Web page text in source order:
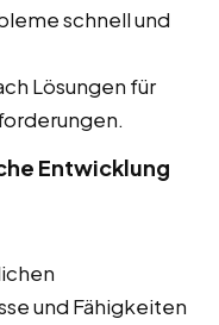
schnell und
Lösungen für
Entwicklung
und Fähigkeiten